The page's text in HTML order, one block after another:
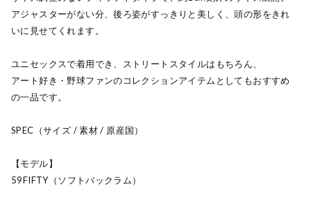
アジャスターがない分、後ろ姿がすっきりと美しく、頭の形をきれ
いに見せてくれます。
ユニセックスで着用でき、ストリートスタイルはもちろん、
アート好き・野球ファンのコレクションアイテムとしてもおすすめ
の一品です。
SPEC（サイズ / 素材 / 原産国）
【モデル】
59FIFTY（ソフトバックラム）